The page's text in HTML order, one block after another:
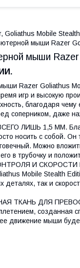
Mobile
мыши Razer
мыши
Razer Goliathus
игр и высокую
благодаря
соперником, даже
ЛИШЬ 1,5 ММ.
носить с собой.
Можно
в трубочку и
И СКОРОСТИ
Mobile Stealth
деталях, так и
ТКАНЬ ДЛЯ
созданная
движение мыши